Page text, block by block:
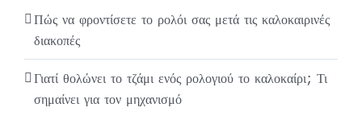
Πώς να φροντίσετε το ρολόι σας μετά τις καλοκαιρινές
διακοπές
Γιατί θολώνει το τζάμι ενός ρολογιού το καλοκαίρι; Τι
σημαίνει για τον μηχανισμό